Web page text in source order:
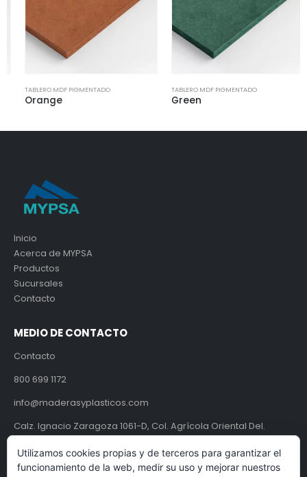
TABLERO MDF PIGMENTADO
Orange
TABLERO MDF PIGMENTADO
Green
Inicio
Acerca de MYPSA
Productos
Sucursales
Contacto
MEDIO DE CONTACTO
Contacto
800 699 1172
info@maderasyplasticos.com
Calz. Ignacio Zaragoza 1061-D, Col. Agrícola Oriental Del.
Utilizamos cookies propias y de terceros para garantizar el
funcionamiento de la web, medir su uso y mejorar nuestros